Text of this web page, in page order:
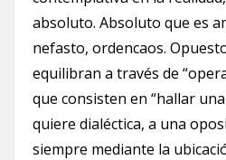
absoluto. Absoluto que es
nefasto, orden­caos.
equilibran a través de
que consisten en “hallar
quiere dialéctica, a una
siempre mediante la